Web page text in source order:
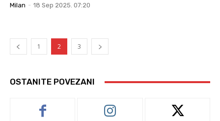
Milan - 18 Sep 2025. 07:20
1 2 3
OSTANITE POVEZANI